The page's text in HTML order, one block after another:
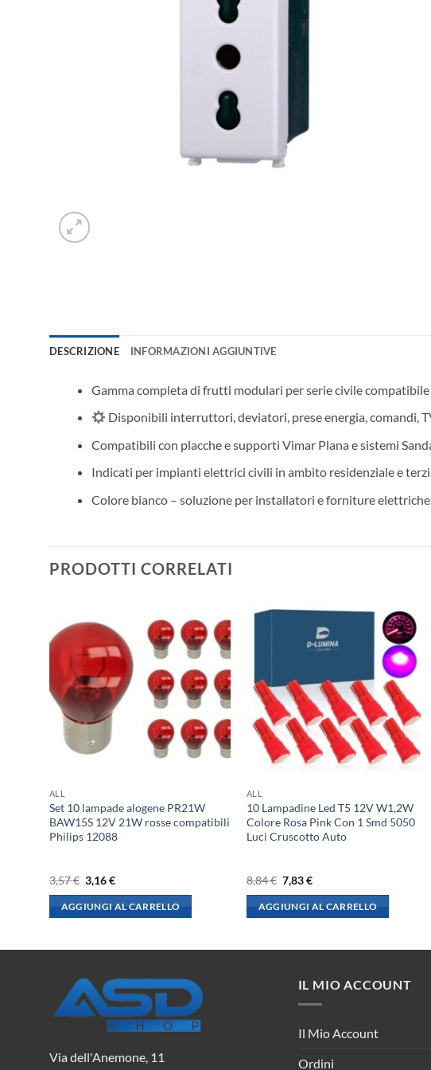
DESCRIZIONE INFORMAZIONI AGGIUNTIVE
Gamma completa di frutti modulari per serie civile compatibile
Disponibili interruttori, deviatori, prese energia, comandi,
Compatibili con placche e supporti Vimar Plana e sistemi
Indicati per impianti elettrici civili in ambito residenziale e
Colore bianco – soluzione per installatori e forniture elettriche
PRODOTTI CORRELATI
ALL
Set 10 lampade alogene PR21W
BAW15S 12V 21W rosse compatibili
Philips 12088
3,57€ Il
prezzo
originale
era:
3,16€Il
attuale
è:
AGGIUNGI AL CARRELLO
ALL
10 Lampadine Led T5 12V W1,2W
Colore Rosa Pink Con 1 Smd 5050
Luci Cruscotto Auto
8,84€ Il
prezzo
originale
era:
7,83€Il
attuale
è:
AGGIUNGI AL CARRELLO
Via dell'Anemone, 11
IL MIO ACCOUNT
Il Mio Account
Ordini